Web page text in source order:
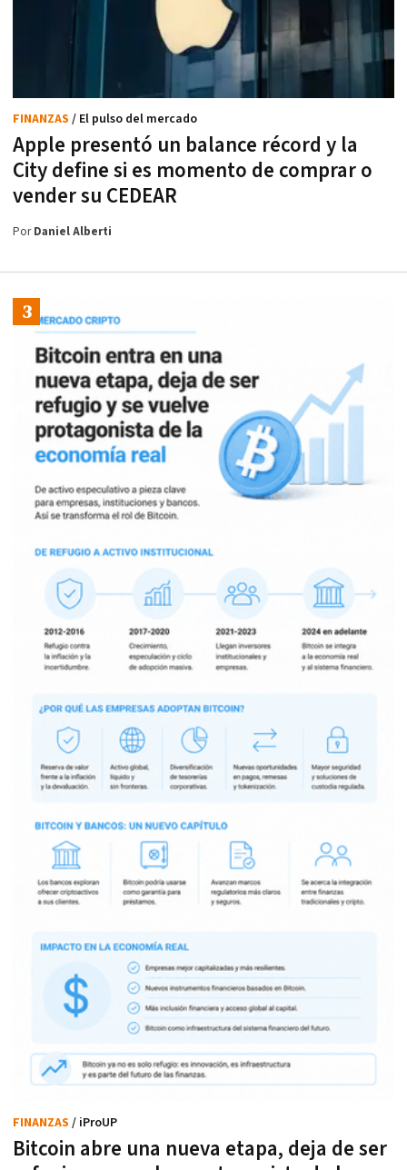
Apple presentó un balance récord y la
City define si es momento de comprar o
vender su CEDEAR
FINANZAS / El pulso del mercado
PorDaniel Alberti
Bitcoin abre una nueva etapa, deja de ser
FINANZAS / iProUP